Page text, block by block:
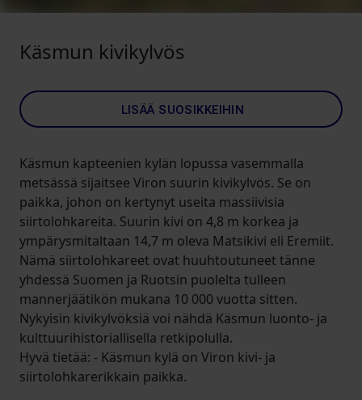
Käsmun kivikylvös
LISÄÄ SUOSIKKEIHIN
Käsmun kapteenien kylän lopussa vasemmalla
metsässä sijaitsee Viron suurin kivikylvös. Se on
paikka, johon on kertynyt useita massiivisia
siirtolohkareita. Suurin kivi on 4,8 m korkea ja
ympärysmitaltaan 14,7 m oleva Matsikivi eli Eremiit.
Nämä siirtolohkareet ovat huuhtoutuneet tänne
yhdessä Suomen ja Ruotsin puolelta tulleen
mannerjäätikön mukana 10 000 vuotta sitten.
Nykyisin kivikylvöksiä voi nähdä Käsmun luonto- ja
kulttuurihistoriallisella retkipolulla.
Hyvä tietää: - Käsmun kylä on Viron kivi- ja
siirtolohkarerikkain paikka.